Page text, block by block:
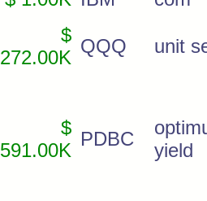
$
272.00K
QQQ unit
$
591.00K
PDBC
yield